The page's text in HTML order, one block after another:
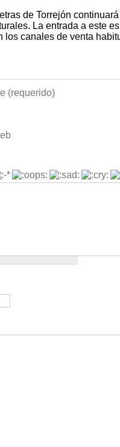
de Torrejón
La entrada a este
los canales de venta
(requerido)